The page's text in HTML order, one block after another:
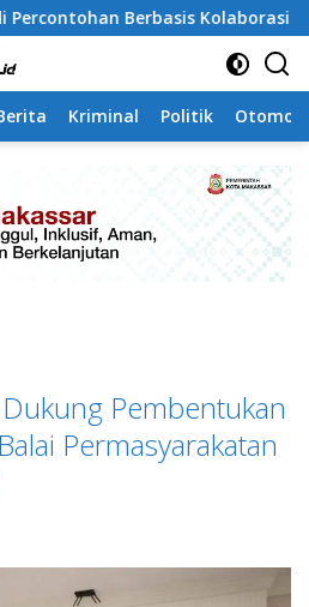
Kolaborasi Warga
Kriminal Politik
Pembentukan
Permasyarakatan